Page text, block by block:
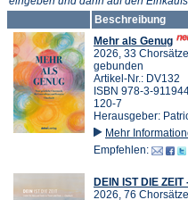
Beschreibung
Mehr als Genug
2026, 33
gebunden
Artikel-Nr.: DV132
ISBN 978-3-
120-7
Herausgeber:
Mehr
Empfehlen:
DEIN IST DIE
2026, 76